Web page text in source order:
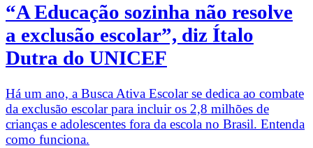
“A Educação sozinha não resolve
a exclusão escolar”, diz Ítalo
Dutra do UNICEF
Há um ano, a Busca Ativa Escolar se dedica ao combate
da exclusão escolar para incluir os 2,8 milhões de
crianças e adolescentes fora da escola no Brasil. Entenda
como funciona.